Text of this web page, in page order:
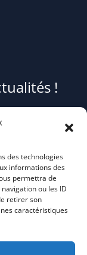
des technologies
informations des
permettra de
ou les ID
retirer son
caractéristiques
!
déchets,